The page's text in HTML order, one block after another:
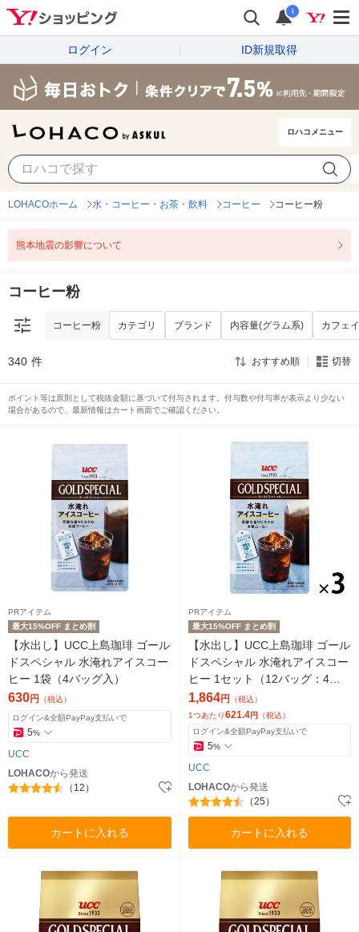
i
ログイン ID新規取得
ロハコメニュー
コーヒー粉 カフェ
LOHACOホーム 水・コーヒー・お茶・飲料 コーヒー コーヒー粉
熊本地震の影響について
コーヒー粉
コーヒー粉 カテゴリ ブランド 内容量(グラム系) カフェ
340 件 おすすめ順 切替
ポイント等は原則として税抜金額に基づいて付与されます。付与数や付与率が表示より少ない
場合があるので、最新情報はカート画面でご確認ください。
PRアイテム
最大15%OFF まとめ割
【水出し】UCC上島珈琲 ゴール
ドスペシャル 水淹れアイスコー
ヒー 1袋（4バッグ入）
630円 （税込）
ログイン&全額PayPay支払いで
5%
UCC
LOHACOから発送
（12）
カートに入れる
PRアイテム
最大15%OFF まとめ割
【水出し】UCC上島珈琲 ゴール
ドスペシャル 水淹れアイスコー
ヒー 1セット（12バッグ：4バ
ッグ入×3袋）
1,864円 （税込）
1つあたり621.4円 （税込）
ログイン&全額PayPay支払いで
5%
UCC
LOHACOから発送
（25）
カートに入れる